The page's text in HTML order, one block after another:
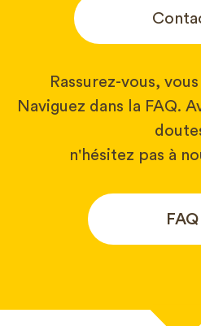
Rassurez-vous,
Naviguez dans la FAQ.
n'hésitez pas à
FAQ